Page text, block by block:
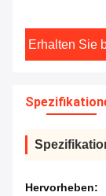
Erhalten Sie
Hervorheben: